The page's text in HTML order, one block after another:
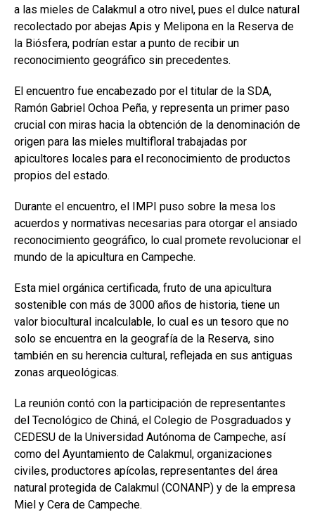
a las mieles de Calakmul a otro nivel, pues el dulce natural
recolectado por abejas Apis y Melipona en la Reserva de
la Biósfera, podrían estar a punto de recibir un
reconocimiento geográfico sin precedentes.
El encuentro fue encabezado por el titular de la SDA,
Ramón Gabriel Ochoa Peña, y representa un primer paso
crucial con miras hacia la obtención de la denominación de
origen para las mieles multifloral trabajadas por
apicultores locales para el reconocimiento de productos
propios del estado.
Durante el encuentro, el IMPI puso sobre la mesa los
acuerdos y normativas necesarias para otorgar el ansiado
reconocimiento geográfico, lo cual promete revolucionar el
mundo de la apicultura en Campeche.
Esta miel orgánica certificada, fruto de una apicultura
sostenible con más de 3000 años de historia, tiene un
valor biocultural incalculable, lo cual es un tesoro que no
solo se encuentra en la geografía de la Reserva, sino
también en su herencia cultural, reflejada en sus antiguas
zonas arqueológicas.
La reunión contó con la participación de representantes
del Tecnológico de Chiná, el Colegio de Posgraduados y
CEDESU de la Universidad Autónoma de Campeche, así
como del Ayuntamiento de Calakmul, organizaciones
civiles, productores apícolas, representantes del área
natural protegida de Calakmul (CONANP) y de la empresa
Miel y Cera de Campeche.